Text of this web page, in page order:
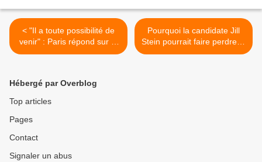
< "Il a toute possibilité de
venir" : Paris répond sur la
visite du ministre israélien
Pourquoi la candidate Jill
Stein pourrait faire perdre la
présidentielle américaine à
Hébergé par Overblog
Top articles
Pages
Contact
Signaler un abus